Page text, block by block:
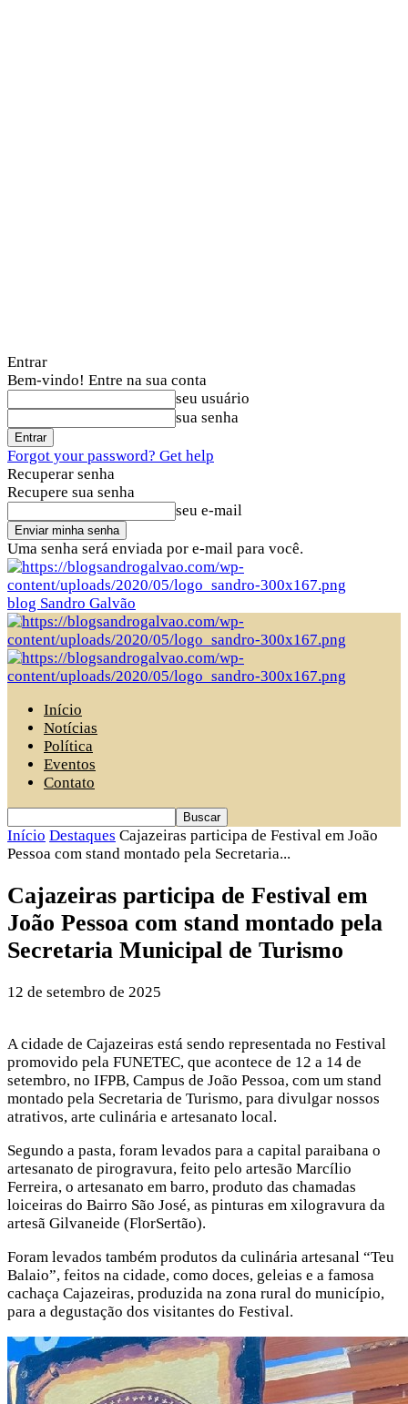
Entrar
Bem-vindo! Entre na sua conta
seu usuário
sua senha
Forgot your password? Get help
Recuperar senha
Recupere sua senha
seu e-mail
Uma senha será enviada por e-mail para você.
blog Sandro Galvão
Início
Notícias
Política
Eventos
Contato
Início Destaques Cajazeiras participa de Festival em João
Pessoa com stand montado pela Secretaria...
Cajazeiras participa de Festival em
João Pessoa com stand montado pela
Secretaria Municipal de Turismo
12 de setembro de 2025
A cidade de Cajazeiras está sendo representada no Festival
promovido pela FUNETEC, que acontece de 12 a 14 de
setembro, no IFPB, Campus de João Pessoa, com um stand
montado pela Secretaria de Turismo, para divulgar nossos
atrativos, arte culinária e artesanato local.
Segundo a pasta, foram levados para a capital paraibana o
artesanato de pirogravura, feito pelo artesão Marcílio
Ferreira, o artesanato em barro, produto das chamadas
loiceiras do Bairro São José, as pinturas em xilogravura da
artesã Gilvaneide (FlorSertão).
Foram levados também produtos da culinária artesanal “Teu
Balaio”, feitos na cidade, como doces, geleias e a famosa
cachaça Cajazeiras, produzida na zona rural do município,
para a degustação dos visitantes do Festival.